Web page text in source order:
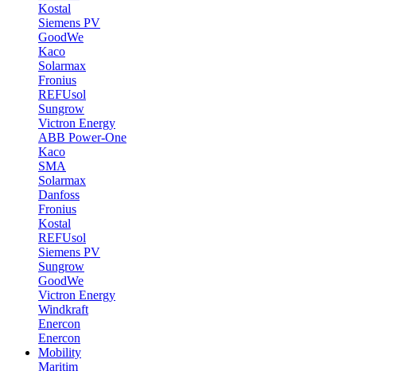
Kostal
Siemens PV
GoodWe
Kaco
Solarmax
Fronius
REFUsol
Sungrow
Victron Energy
ABB Power-One
Kaco
SMA
Solarmax
Danfoss
Fronius
Kostal
REFUsol
Siemens PV
Sungrow
GoodWe
Victron Energy
Windkraft
Enercon
Enercon
Mobility
Maritim